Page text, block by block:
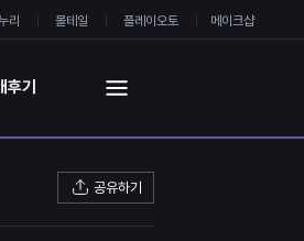
리 몰테일 플레이오토 메이크샵
후기
공유하기